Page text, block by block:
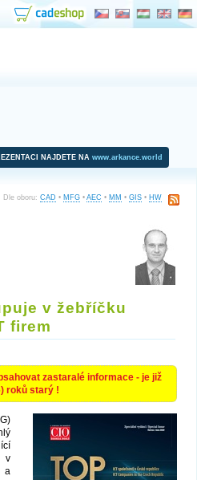
NAJDETE NA www.arkance.world
Dle oboru: CAD • MFG • AEC • MM • GIS • HW
v žebříčku
firem
zastaralé informace - je již
roků starý !
v